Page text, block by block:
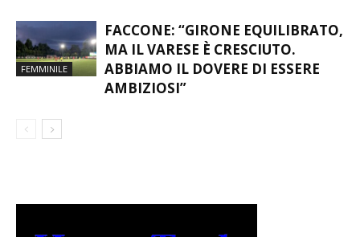
FEMMINILE
FACCONE: “GIRONE EQUILIBRATO,
MA IL VARESE È CRESCIUTO.
ABBIAMO IL DOVERE DI ESSERE
AMBIZIOSI”